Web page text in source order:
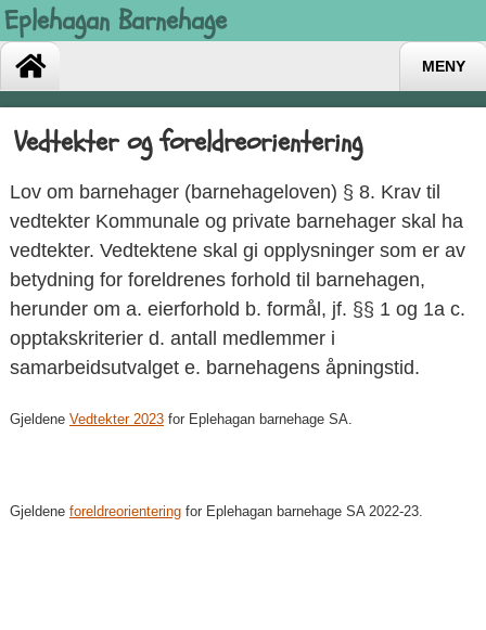
Eplehagan Barnehage
MENY
Vedtekter og foreldreorientering
Lov om barnehager (barnehageloven) § 8. Krav til
vedtekter Kommunale og private barnehager skal ha
vedtekter. Vedtektene skal gi opplysninger som er av
betydning for foreldrenes forhold til barnehagen,
herunder om a. eierforhold b. formål, jf. §§ 1 og 1a c.
opptakskriterier d. antall medlemmer i
samarbeidsutvalget e. barnehagens åpningstid.
Gjeldene Vedtekter 2023for Eplehagan barnehage SA.
Gjeldene foreldreorienteringfor Eplehagan barnehage SA 2022-23.